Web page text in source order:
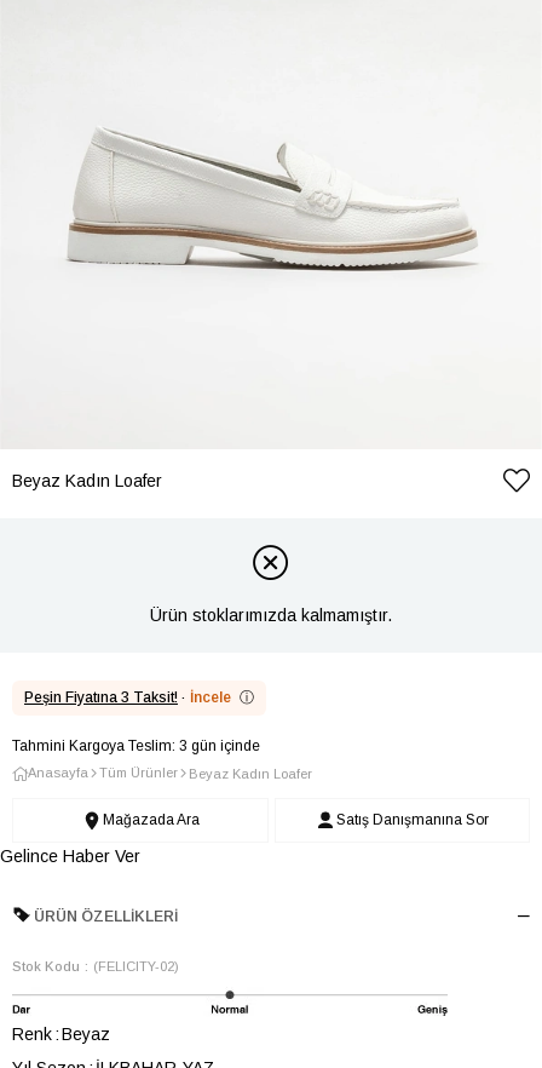
Beyaz Kadın Loafer
Ürün stoklarımızda kalmamıştır.
Peşin Fiyatına 3 Taksit! · İncele ⓘ
Tahmini Kargoya Teslim: 3 gün içinde
Anasayfa Tüm Ürünler Beyaz Kadın Loafer
Mağazada Ara Satış Danışmanına Sor
Gelince Haber Ver
ÜRÜN ÖZELLIKLERI
Stok Kodu (FELICITY-02)
Renk Beyaz